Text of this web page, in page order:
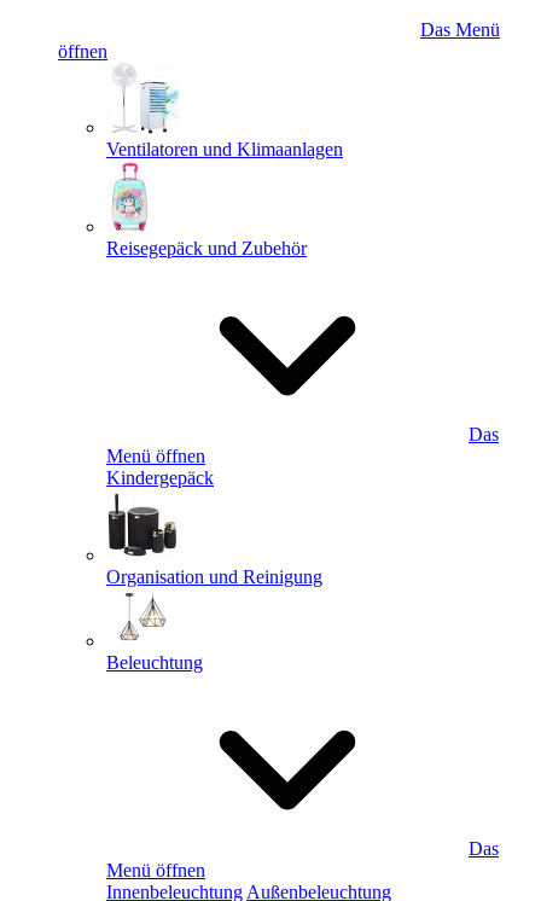
Das Menü
öffnen
Ventilatoren und Klimaanlagen
Reisegepäck und Zubehör
Das
Menü öffnen
Kindergepäck
Organisation und Reinigung
Beleuchtung
Das
Menü öffnen
Innenbeleuchtung Außenbeleuchtung